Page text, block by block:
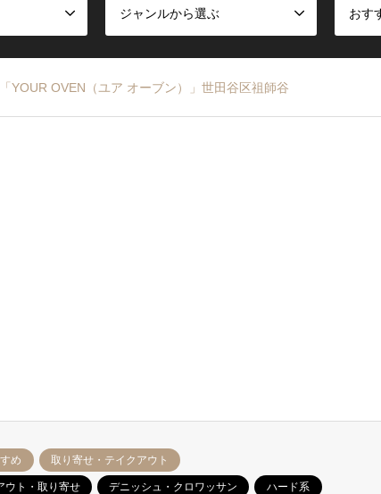
ジャンルから選ぶ おす
YOUR OVEN（ユア オーブン）」世田谷区祖師谷
め 取り寄せ・テイクアウト
ウト・取り寄せ デニッシュ・クロワッサン ハード系